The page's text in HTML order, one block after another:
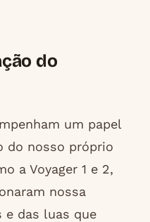
do
um papel
do nosso próprio
a Voyager 1 e 2,
nossa
e das luas que